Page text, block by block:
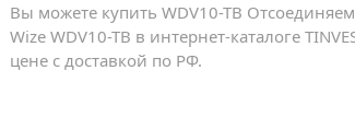
Вы можете купить WDV10-TB
Wize WDV10-TB в интернет-каталоге
цене с доставкой по РФ.